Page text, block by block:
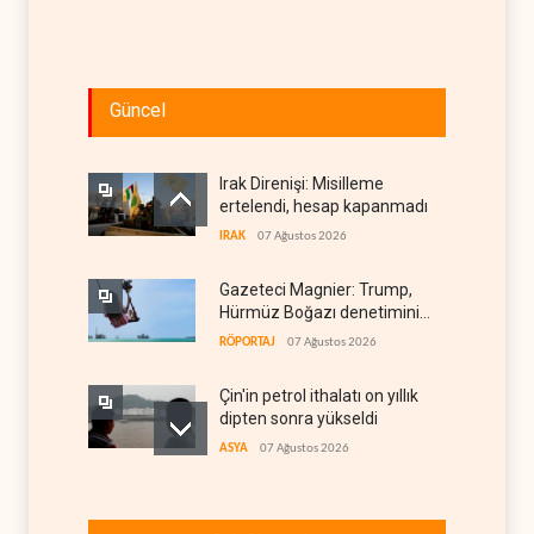
Güncel
Irak Direnişi: Misilleme
ertelendi, hesap kapanmadı
IRAK 07 Ağustos 2026
Gazeteci Magnier: Trump,
Hürmüz Boğazı denetimini
doğrudan İran ve Umman'a
RÖPORTAJ 07 Ağustos 2026
Çin'in petrol ithalatı on yıllık
dipten sonra yükseldi
ASYA 07 Ağustos 2026
sonra petrol üretimini rekor